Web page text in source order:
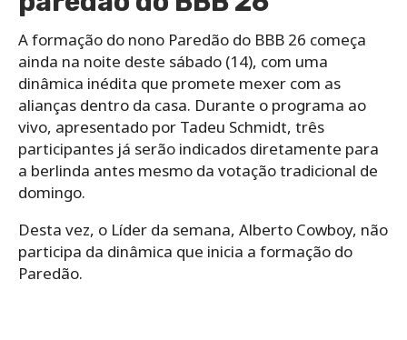
A formação do nono Paredão do BBB 26 começa
ainda na noite deste sábado (14), com uma
dinâmica inédita que promete mexer com as
alianças dentro da casa. Durante o programa ao
vivo, apresentado por Tadeu Schmidt, três
participantes já serão indicados diretamente para
a berlinda antes mesmo da votação tradicional de
domingo.
Desta vez, o Líder da semana, Alberto Cowboy, não
participa da dinâmica que inicia a formação do
Paredão.